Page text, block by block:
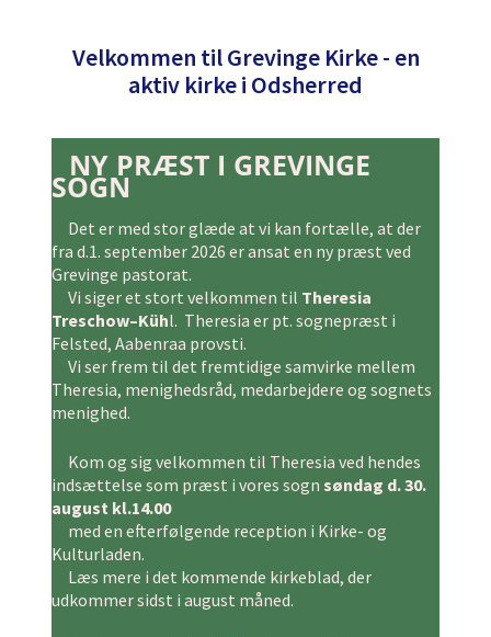
Velkommen til Grevinge Kirke - en
aktiv kirke i Odsherred
NY PRÆST I GREVINGE
SOGN
Det er med stor glæde at vi kan fortælle, at der
fra d.1. september 2026 er ansat en ny præst ved
Grevinge pastorat.
Vi siger et stort velkommen til Theresia
Treschow–Kühl. Theresia er pt. sognepræst i
Felsted, Aabenraa provsti.
Vi ser frem til det fremtidige samvirke mellem
Theresia, menighedsråd, medarbejdere og sognets
menighed.
Kom og sig velkommen til Theresia ved hendes
indsættelse som præst i vores sogn søndag d. 30.
august kl.14.00
med en efterfølgende reception i Kirke- og
Kulturladen.
Læs mere i det kommende kirkeblad, der
udkommer sidst i august måned.